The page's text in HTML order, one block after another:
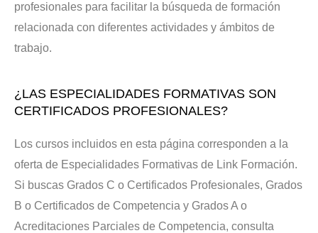
profesionales para facilitar la búsqueda de formación
relacionada con diferentes actividades y ámbitos de
trabajo.
¿LAS ESPECIALIDADES FORMATIVAS SON
CERTIFICADOS PROFESIONALES?
Los cursos incluidos en esta página corresponden a la
oferta de Especialidades Formativas de Link Formación.
Si buscas Grados C o Certificados Profesionales, Grados
B o Certificados de Competencia y Grados A o
Acreditaciones Parciales de Competencia, consulta